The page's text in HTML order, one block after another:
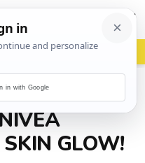
vrh! woot?!
GLOW!
in with Google